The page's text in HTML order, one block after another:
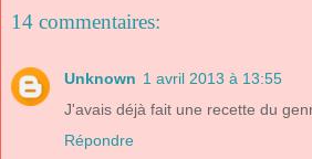
14 commentaires:
Unknown 1 avril 2013 à 13:55
J'avais déjà fait une recette du
Répondre